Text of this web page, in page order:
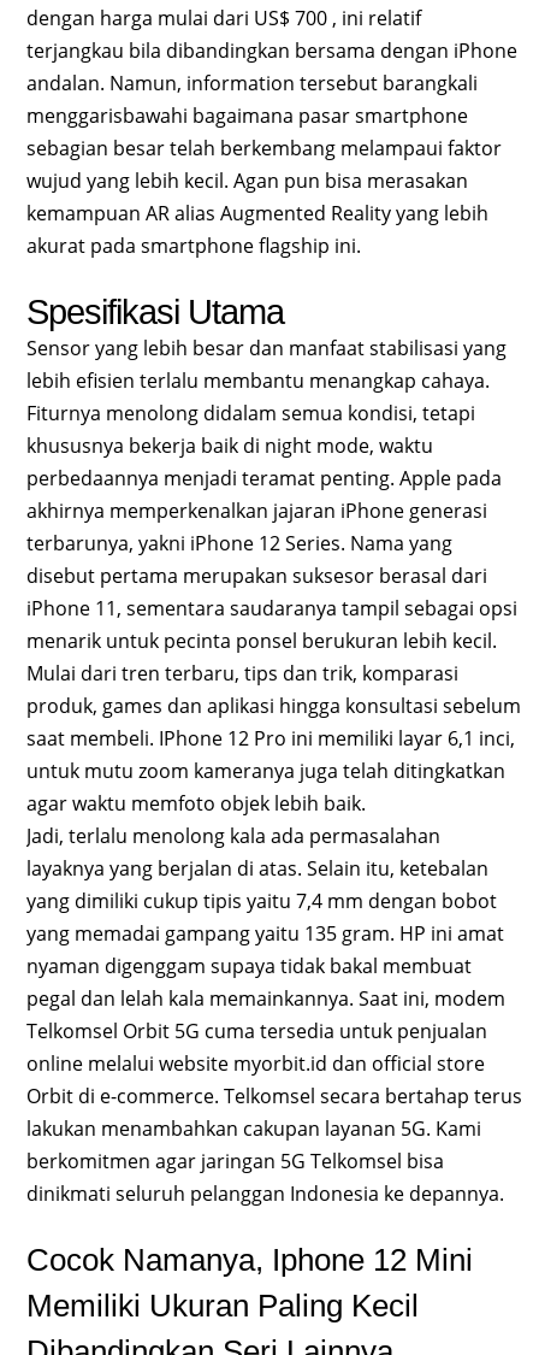
dengan harga mulai dari US$ 700 , ini relatif
terjangkau bila dibandingkan bersama dengan iPhone
andalan. Namun, information tersebut barangkali
menggarisbawahi bagaimana pasar smartphone
sebagian besar telah berkembang melampaui faktor
wujud yang lebih kecil. Agan pun bisa merasakan
kemampuan AR alias Augmented Reality yang lebih
akurat pada smartphone flagship ini.
Spesifikasi Utama
Sensor yang lebih besar dan manfaat stabilisasi yang
lebih efisien terlalu membantu menangkap cahaya.
Fiturnya menolong didalam semua kondisi, tetapi
khususnya bekerja baik di night mode, waktu
perbedaannya menjadi teramat penting. Apple pada
akhirnya memperkenalkan jajaran iPhone generasi
terbarunya, yakni iPhone 12 Series. Nama yang
disebut pertama merupakan suksesor berasal dari
iPhone 11, sementara saudaranya tampil sebagai opsi
menarik untuk pecinta ponsel berukuran lebih kecil.
Mulai dari tren terbaru, tips dan trik, komparasi
produk, games dan aplikasi hingga konsultasi sebelum
saat membeli. IPhone 12 Pro ini memiliki layar 6,1 inci,
untuk mutu zoom kameranya juga telah ditingkatkan
agar waktu memfoto objek lebih baik.
Jadi, terlalu menolong kala ada permasalahan
layaknya yang berjalan di atas. Selain itu, ketebalan
yang dimiliki cukup tipis yaitu 7,4 mm dengan bobot
yang memadai gampang yaitu 135 gram. HP ini amat
nyaman digenggam supaya tidak bakal membuat
pegal dan lelah kala memainkannya. Saat ini, modem
Telkomsel Orbit 5G cuma tersedia untuk penjualan
online melalui website myorbit.id dan official store
Orbit di e-commerce. Telkomsel secara bertahap terus
lakukan menambahkan cakupan layanan 5G. Kami
berkomitmen agar jaringan 5G Telkomsel bisa
dinikmati seluruh pelanggan Indonesia ke depannya.
Cocok Namanya, Iphone 12 Mini
Memiliki Ukuran Paling Kecil